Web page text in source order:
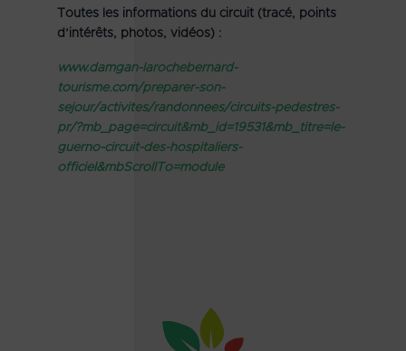
Toutes les informations du circuit (tracé, points
d’intérêts, photos, vidéos) :
www.damgan-larochebernard-
tourisme.com/preparer-son-
sejour/activites/randonnees/circuits-pedestres-
pr/?mb_page=circuit&mb_id=19531&mb_titre=le-
guerno-circuit-des-hospitaliers-
officiel&mbScrollTo=module